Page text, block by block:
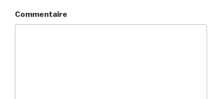
Commentaire